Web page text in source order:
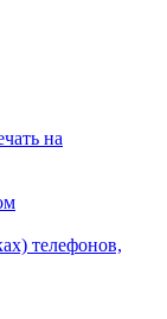
на
телефонов,